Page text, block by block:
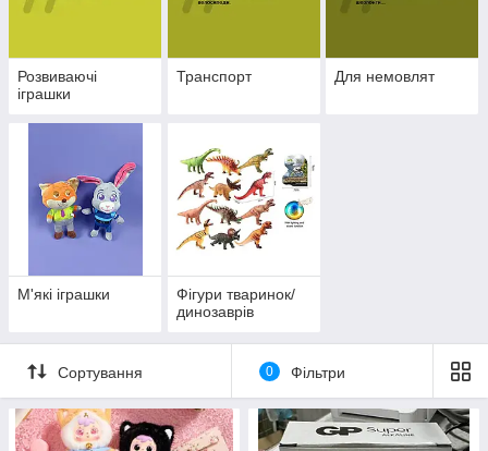
Розвиваючі
іграшки
Транспорт Для немовлят
М'які іграшки
Фігури тваринок/
динозаврів
Сортування 0 Фільтри